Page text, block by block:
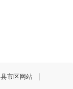
县市区网站